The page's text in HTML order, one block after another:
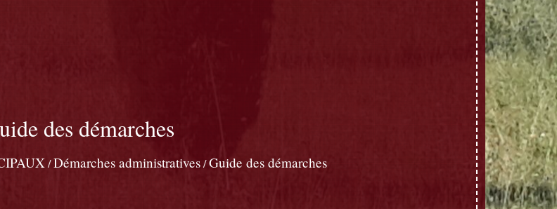
des démarches
/Démarches administratives/Guide des démarches